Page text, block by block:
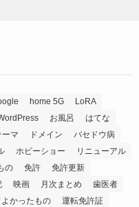
home 5G
LoRA
お風呂
はてな
ーマ ドメイン
バセドウ病
ホビーショー
リニューアル
の 免許
免許更新
映画 月次まとめ
歯医者
かったもの
運転免許証